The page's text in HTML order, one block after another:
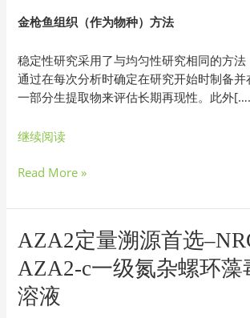
金枪鱼组织（作为物种）方法
稳定性研究采用了与均匀性研究相同的方法
通过在每次分析时确定在研究开始时制备并
一部分生提取物来评估长期再现性。此外
继续阅读
Read More »
AZA2定量溯源首选
AZA2-c一级氮杂螺环藻
溶液
AZA2
量
溯
源